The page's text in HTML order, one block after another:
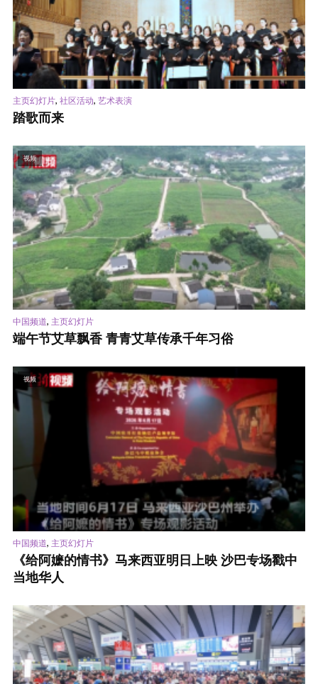
主页幻灯片, 社区活动, 艺术表演
踏歌而来
视频
中国频道, 主页幻灯片
端午节艾草飘香 青青艾草传承千年习俗
视频
中国频道, 主页幻灯片
《给阿嬷的情书》马来西亚明日上映 沙巴专场戳中
当地华人